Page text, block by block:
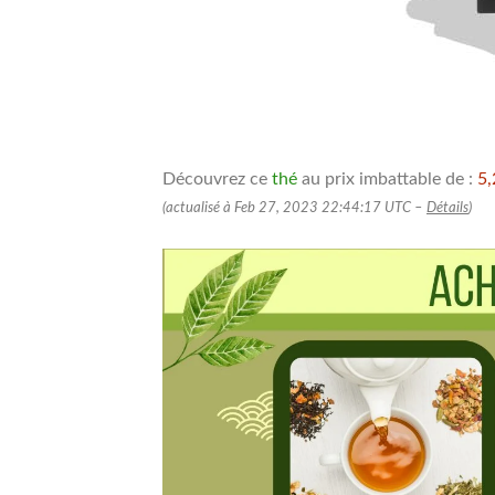
Découvrez ce thé au prix imbattable de :
(actualisé à Feb 27, 2023 22:44:17 UTC – Détails)